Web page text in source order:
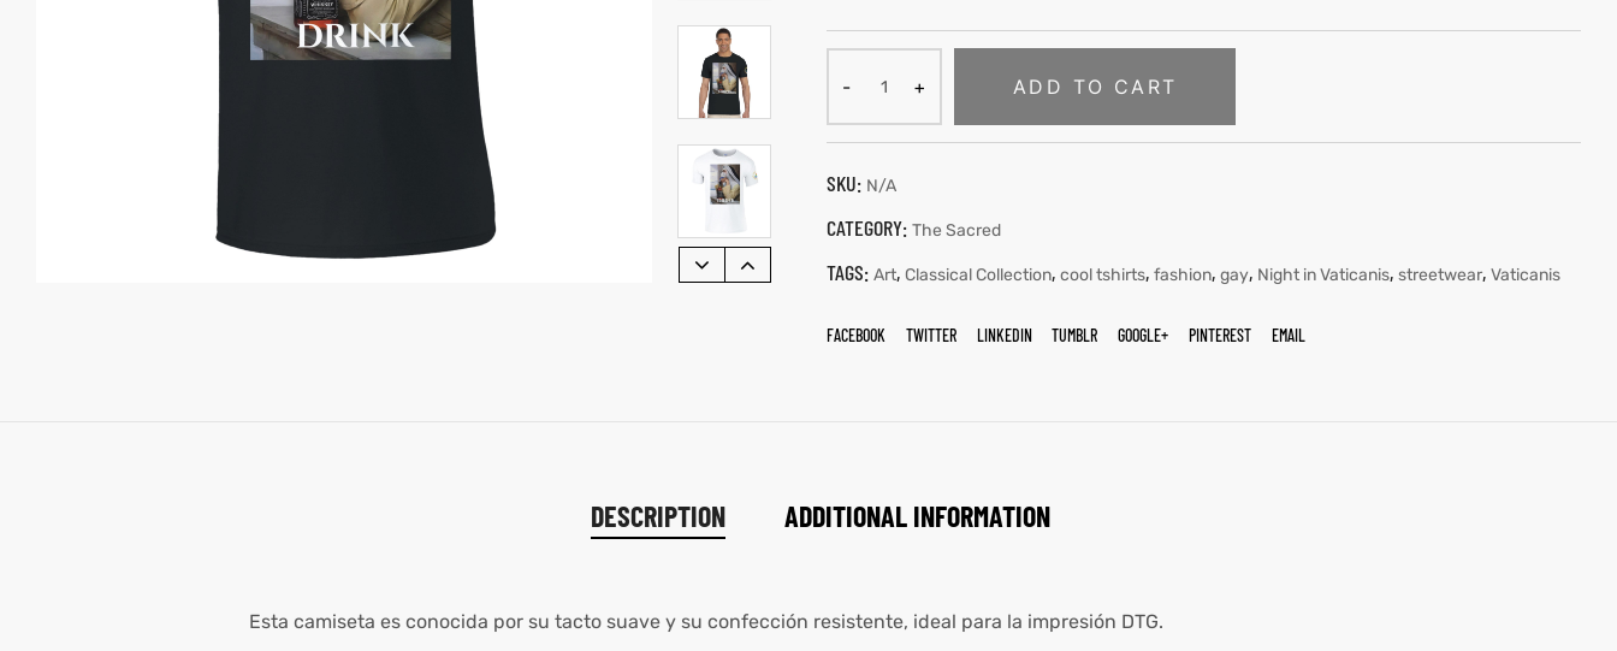
ADD TO CART
SKU: N/A
CATEGORY: The Sacred
TAGS: Art, Classical Collection, cool tshirts, fashion, gay, Night in Vaticanis, streetwear, Vaticanis
FACEBOOK TWITTER LINKEDIN TUMBLR GOOGLE+ PINTEREST EMAIL
DESCRIPTION ADDITIONAL INFORMATION
Esta camiseta es conocida por su tacto suave y su confección resistente, ideal para la impresión DTG.